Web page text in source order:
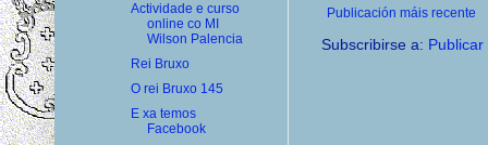
Publicación máis recente
Subscribirse a:
Actividade e curso
online co MI
Wilson Palencia
Rei Bruxo
O rei Bruxo 145
E xa temos
Facebook